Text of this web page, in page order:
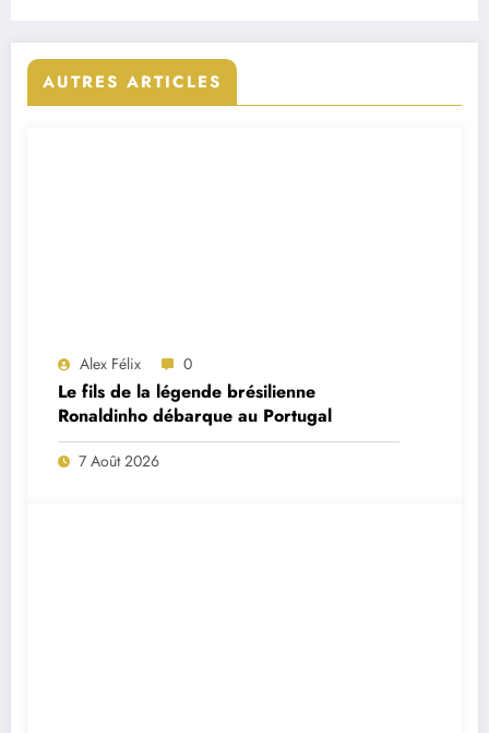
AUTRES ARTICLES
Alex Félix 0
Le fils de la légende brésilienne
Ronaldinho débarque au Portugal
7 Août 2026